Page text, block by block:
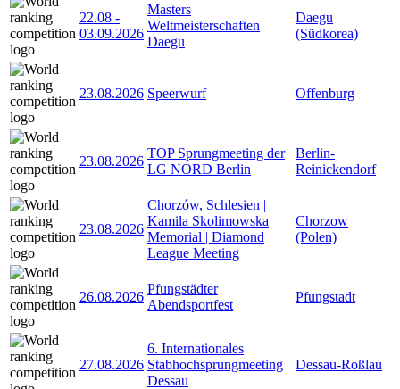
22.08 -
03.09.2026
Masters
Weltmeisterschaften
Daegu
Daegu
(Südkorea)
23.08.2026 Speerwurf Offenburg
23.08.2026
TOP Sprungmeeting der
LG NORD Berlin
Berlin-
Reinickendorf
23.08.2026
Chorzów, Schlesien |
Kamila Skolimowska
Memorial | Diamond
League Meeting
Chorzow
(Polen)
26.08.2026
Pfungstädter
Abendsportfest
Pfungstadt
27.08.2026
6. Internationales
Stabhochsprungmeeting
Dessau
Dessau-Roßlau